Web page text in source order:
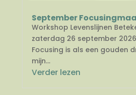
September
Workshop Levenslijnen
zaterdag 26 september
Focusing is als een gouden
mijn...
Verder lezen